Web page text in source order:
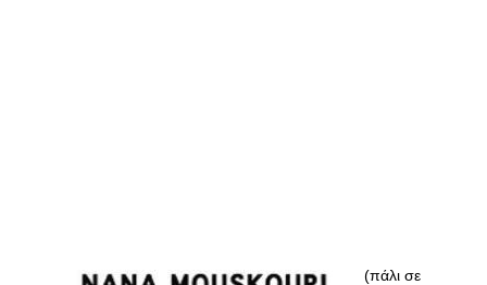
(πάλι σε